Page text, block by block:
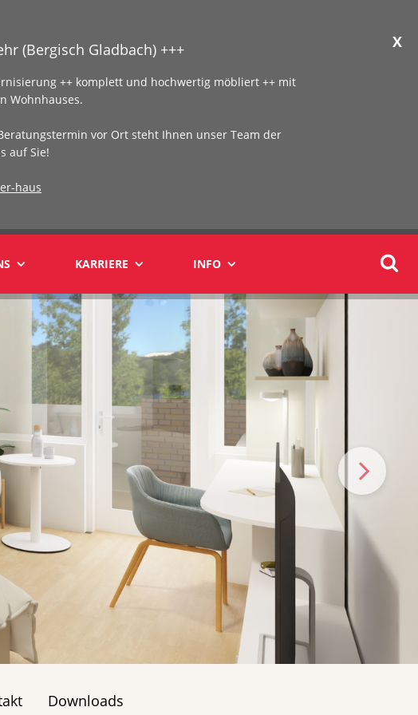
X
(Bergisch Gladbach) +++
++ komplett und hochwertig möbliert ++ mit
Wohnhauses.
vor Ort steht Ihnen unser Team der
auf Sie!
haus
KARRIERE INFO
Downloads